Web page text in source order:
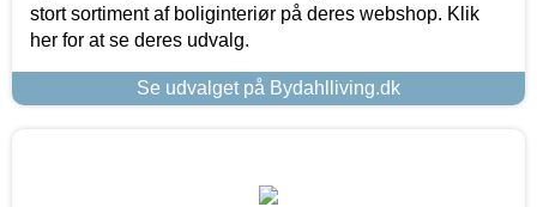
stort sortiment af boliginteriør på deres webshop. Klik
her for at se deres udvalg.
Se udvalget på Bydahlliving.dk